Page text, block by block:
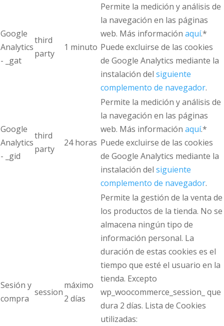
Google
Analytics
- _gat
third
party
1 minuto
Permite la medición y análisis de
la navegación en las páginas
web. Más información aquí.*
Puede excluirse de las cookies
de Google Analytics mediante la
instalación del siguiente
complemento de navegador.
Google
Analytics
- _gid
third
party
24 horas
Permite la medición y análisis de
la navegación en las páginas
web. Más información aquí.*
Puede excluirse de las cookies
de Google Analytics mediante la
instalación del siguiente
complemento de navegador.
Sesión y
compra
session
máximo
2 días
Permite la gestión de la venta de
los productos de la tienda. No se
almacena ningún tipo de
información personal. La
duración de estas cookies es el
tiempo que esté el usuario en la
tienda. Excepto
wp_woocommerce_session_ que
dura 2 días. Lista de Cookies
utilizadas: